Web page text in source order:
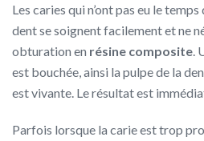
Les caries qui n’ont pas eu le
dent se soignent facilement et ne
obturation en résine composite .
est bouchée, ainsi la pulpe de la
est vivante. Le résultat est
Parfois lorsque la carie est trop